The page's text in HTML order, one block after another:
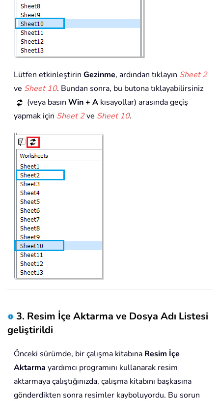
Lütfen etkinleştirin Gezinme, ardından tıklayın Sheet 2
ve Sheet 10. Bundan sonra, bu butona tıklayabilirsiniz
(veya basın Win + A kısayollar) arasında geçiş
yapmak için Sheet 2ve Sheet 10.
3. Resim İçe Aktarma ve Dosya Adı Listesi
geliştirildi
Önceki sürümde, bir çalışma kitabına Resim İçe
Aktarma yardımcı programını kullanarak resim
aktarmaya çalıştığınızda, çalışma kitabını başkasına
gönderdikten sonra resimler kayboluyordu. Bu sorun